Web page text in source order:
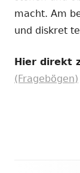
macht. Am
und diskret
Hier direkt
(Fragebögen)